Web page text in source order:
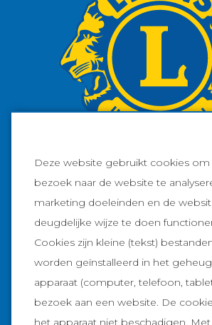
Facebook
Instagram
Informatie
Goed doel
Lions
Deze website gebruikt cookies
bezoek naar de website te
marketing doeleinden en de
deugdelijke wijze te doen
Cookies zijn kleine (tekst)
worden geïnstalleerd in het
apparaat (computer, telefoon,
bezoek aan een website. De
het apparaat niet beschadigen.